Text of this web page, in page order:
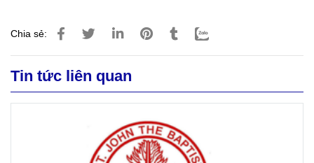
Chia sẻ:
Tin tức liên quan